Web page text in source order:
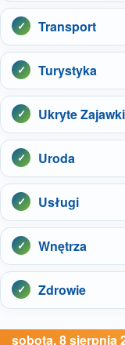
Transport
Turystyka
Ukryte Zajawki
Uroda
Usługi
Wnętrza
Zdrowie
sobota, 8 sierpnia